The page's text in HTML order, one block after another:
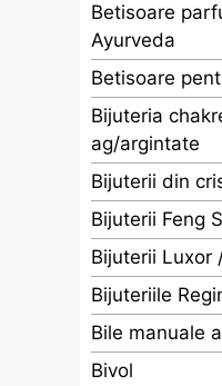
Betisoare
Ayurveda
Betisoare
Bijuteria
ag/argintate
Bijuterii din
Bijuterii Feng
Bijuterii Luxor
Bijuteriile
Bile manuale
Bivol